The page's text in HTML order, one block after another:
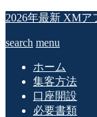
2026年最新 XMア
search menu
ホーム
集客方法
口座開設
必要書類